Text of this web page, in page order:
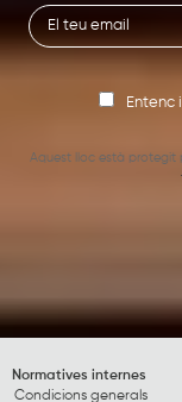
Entenc
Aquest lloc està protegit
Normatives internes
Condicions generals